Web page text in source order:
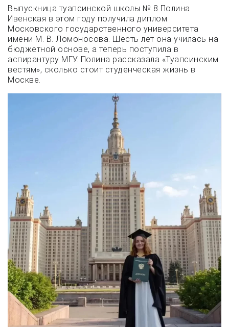
Выпускница туапсинской школы № 8 Полина
Ивенская в этом году получила диплом
Московского государственного университета
имени М. В. Ломоносова. Шесть лет она училась на
бюджетной основе, а теперь поступила в
аспирантуру МГУ. Полина рассказала «Туапсинским
вестям», сколько стоит студенческая жизнь в
Москве.